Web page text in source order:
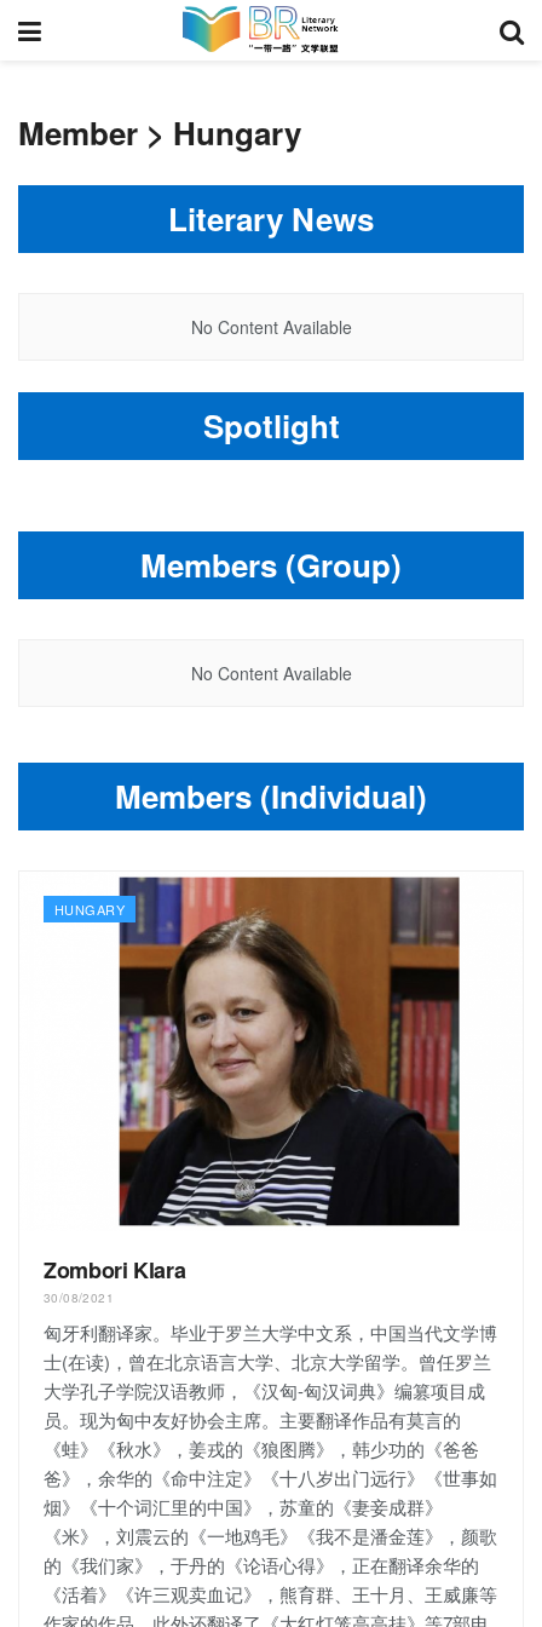
Member > Hungary
Literary News
No Content Available
Spotlight
Members (Group)
No Content Available
Members (Individual)
HUNGARY
Zombori Klara
30/08/2021
匈牙利翻译家。毕业于罗兰大学中文系，中国当代文学博
士(在读)，曾在北京语言大学、北京大学留学。曾任罗兰
大学孔子学院汉语教师，《汉匈-匈汉词典》编篡项目成
员。现为匈中友好协会主席。主要翻译作品有莫言的
《蛙》《秋水》，姜戎的《狼图腾》，韩少功的《爸爸
爸》，余华的《命中注定》《十八岁出门远行》《世事如
烟》《十个词汇里的中国》，苏童的《妻妾成群》
《米》，刘震云的《一地鸡毛》《我不是潘金莲》，颜歌
的《我们家》，于丹的《论语心得》，正在翻译余华的
《活着》《许三观卖血记》，熊育群、王十月、王威廉等